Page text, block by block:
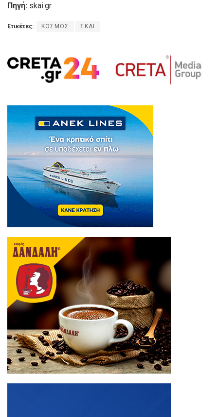
Πηγή: skai.gr
Ετικέτες: ΚΟΣΜΟΣ ΣΚΑΙ